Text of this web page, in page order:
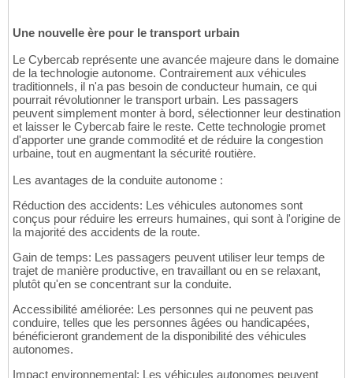
Une nouvelle ère pour le transport urbain
Le Cybercab représente une avancée majeure dans le domaine
de la technologie autonome. Contrairement aux véhicules
traditionnels, il n'a pas besoin de conducteur humain, ce qui
pourrait révolutionner le transport urbain. Les passagers
peuvent simplement monter à bord, sélectionner leur destination
et laisser le Cybercab faire le reste. Cette technologie promet
d'apporter une grande commodité et de réduire la congestion
urbaine, tout en augmentant la sécurité routière.
Les avantages de la conduite autonome :
Réduction des accidents: Les véhicules autonomes sont
conçus pour réduire les erreurs humaines, qui sont à l'origine de
la majorité des accidents de la route.
Gain de temps: Les passagers peuvent utiliser leur temps de
trajet de manière productive, en travaillant ou en se relaxant,
plutôt qu'en se concentrant sur la conduite.
Accessibilité améliorée: Les personnes qui ne peuvent pas
conduire, telles que les personnes âgées ou handicapées,
bénéficieront grandement de la disponibilité des véhicules
autonomes.
Impact environnemental: Les véhicules autonomes peuvent